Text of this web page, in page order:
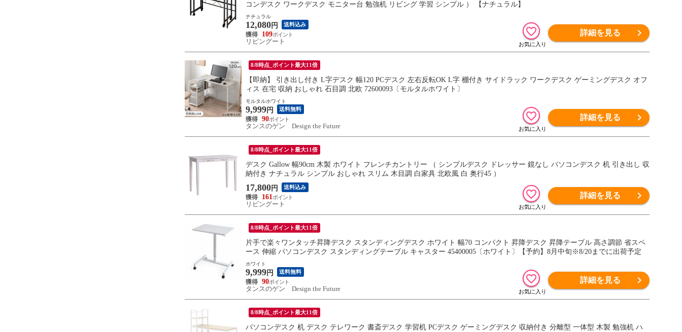
コンデスク ワークデスク モニター台 勉強机 リビング 学習 シンプル ） 【ナチュラル】
ナチュラル
12,080 円 送料込み
109
リビングート
詳細を見る
8/8時点_ポイント最大11倍
【即納】 引き出し付き L字デスク 幅120 PCデスク 左右反転OK L字 棚付き サイドラック ワークデスク ゲーミングデスク オフ
ィス 在宅 収納 おしゃれ 石目調 北欧 72600093〔モルタルホワイト〕
モルタルホワイト
9,999 円 送料無料
90
タンスのゲン Design the Future
詳細を見る
8/8時点_ポイント最大11倍
デスク Gallow 幅90cm 木製 ホワイト フレンチカントリー （ シンプルデスク ドレッサー 鏡なし パソコンデスク 机 引き出し 収
納付き ナチュラル シンプル おしゃれ スリム 木目調 白家具 北欧風 白 奥行45 ）
17,800 円 送料込み
161
リビングート
詳細を見る
8/8時点_ポイント最大11倍
片手で楽々ワンタッチ昇降デスク スタンディングデスク ホワイト 幅70 コンパクト 昇降デスク 昇降テーブル 高さ調節 省スペ
ース 伸縮 パソコンデスク スタンディングテーブル キャスター 45400005〔ホワイト〕【予約】8月中旬※8/20までに出荷予定
ホワイト
9,999 円 送料無料
90
タンスのゲン Design the Future
詳細を見る
8/8時点_ポイント最大11倍
パソコンデスク 机 デスク テレワーク 書斎デスク 学習机 PCデスク ゲーミングデスク 収納付き 分離型 一体型 木製 勉強机 ハ